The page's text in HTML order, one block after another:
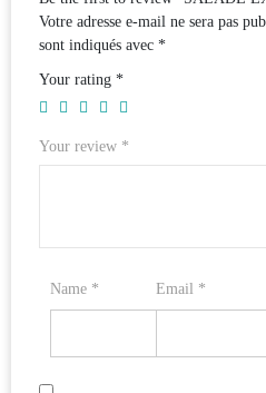
Votre adresse e-mail ne sera pas
sont indiqués avec *
Your rating *
Your review *
Name * Email *